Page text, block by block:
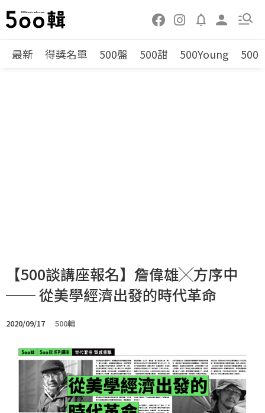
最新 得獎名單 500盤 500甜 500Young 500
【500談講座報名】詹偉雄╳方序中
── 從美學經濟出發的時代革命
2020/09/17 500輯